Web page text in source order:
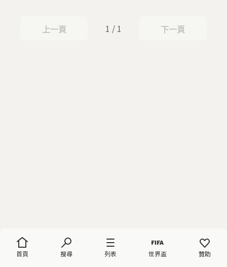
首頁 搜尋 列表 世界盃 贊助
上一頁
上一頁 1 / 1 下一頁
下一頁